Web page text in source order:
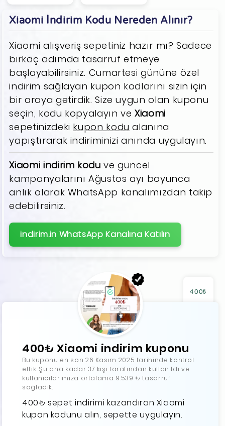
Xiaomi İndirim Kodu Nereden Alınır?
Xiaomi alışveriş sepetiniz hazır mı? Sadece
birkaç adımda tasarruf etmeye
başlayabilirsiniz. Cumartesi gününe özel
indirim sağlayan kupon kodlarını sizin için
bir araya getirdik. Size uygun olan kuponu
seçin, kodu kopyalayın veXiaomi
sepetinizdeki kupon kodu alanına
yapıştırarak indiriminizi anında uygulayın.
Xiaomi indirim kodu ve güncel
kampanyalarını Ağustos ayı boyunca
anlık olarak WhatsApp kanalımızdan takip
edebilirsiniz.
indirim.in WhatsApp Kanalına Katılın
400₺
400₺ Xiaomi indirim kuponu
Bu kuponu en son 26 Kasım 2025 tarihinde kontrol
ettik. Şu ana kadar 37 kişi tarafından kullanıldı ve
kullanıcılarımıza ortalama 9.539 ₺ tasarruf
sağladık.
400₺ sepet indirimi kazandıran Xiaomi
kupon kodunu alın, sepette uygulayın.